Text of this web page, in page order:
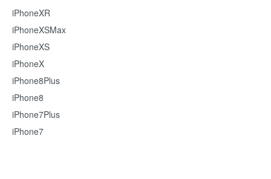
iPhoneXR
iPhoneXSMax
iPhoneXS
iPhoneX
iPhone8Plus
iPhone8
iPhone7Plus
iPhone7